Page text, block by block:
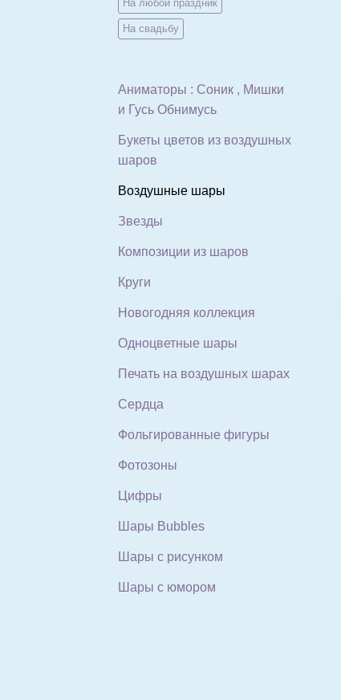
На любой праздник
На свадьбу
Аниматоры : Соник , Мишки
и Гусь Обнимусь
Букеты цветов из воздушных
шаров
Воздушные шары
Звезды
Композиции из шаров
Круги
Новогодняя коллекция
Одноцветные шары
Печать на воздушных шарах
Сердца
Фольгированные фигуры
Фотозоны
Цифры
Шары Bubbles
Шары с рисунком
Шары с юмором